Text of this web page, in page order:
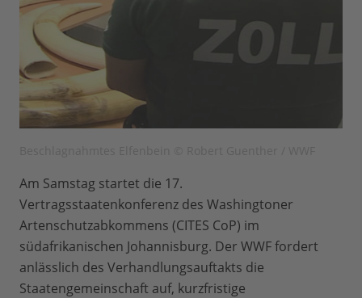
Am Samstag startet die 17.
Vertragsstaatenkonferenz des Washingtoner
Artenschutzabkommens (CITES CoP) im
südafrikanischen Johannisburg. Der WWF fordert
anlässlich des Verhandlungsauftakts die
Staatengemeinschaft auf, kurzfristige